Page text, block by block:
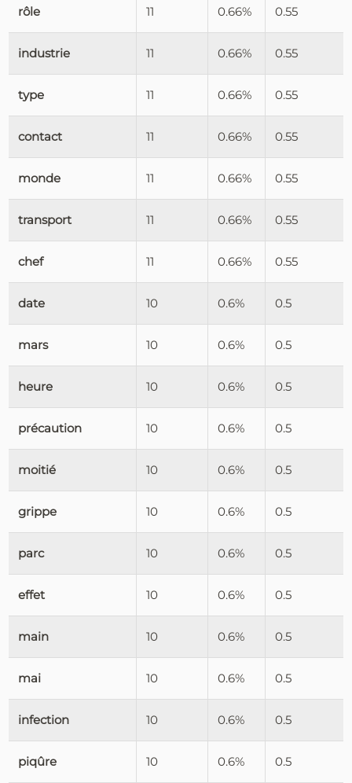
rôle 11 0.66% 0.55
industrie 11 0.66% 0.55
type 11 0.66% 0.55
contact 11 0.66% 0.55
monde 11 0.66% 0.55
transport 11 0.66% 0.55
chef 11 0.66% 0.55
date 10 0.6% 0.5
mars 10 0.6% 0.5
heure 10 0.6% 0.5
précaution 10 0.6% 0.5
moitié 10 0.6% 0.5
grippe 10 0.6% 0.5
parc 10 0.6% 0.5
effet 10 0.6% 0.5
main 10 0.6% 0.5
mai 10 0.6% 0.5
infection 10 0.6% 0.5
piqûre 10 0.6% 0.5